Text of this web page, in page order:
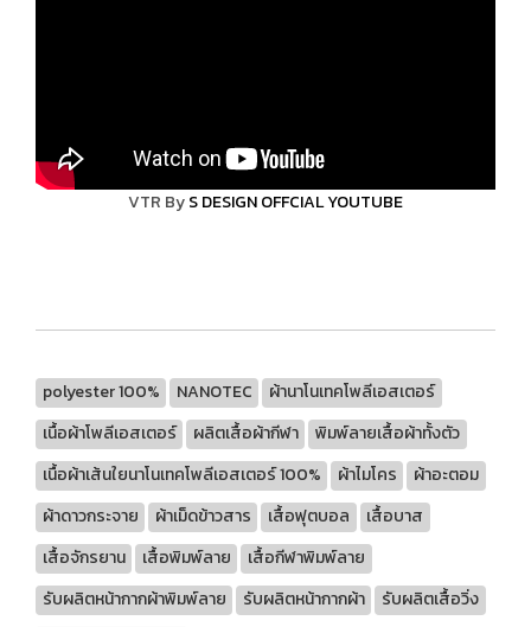
VTR ByS DESIGN OFFCIAL YOUTUBE
polyester 100% NANOTEC
ผ้านาโนเทคโพลีเอสเตอร์
เนื้อผ้าโพลีเอสเตอร์
ผลิตเสื้อผ้ากีฬา
พิมพ์ลายเสื้อผ้าทั้งตัว
เนื้อผ้าเส้นใยนาโนเทคโพลีเอสเตอร์ 100%
ผ้าไมโคร
ผ้าอะตอม
ผ้าดาวกระจาย
ผ้าเม็ดข้าวสาร เสื้อฟุตบอล
เสื้อบาส
เสื้อจักรยาน
เสื้อพิมพ์ลาย
เสื้อกีฬาพิมพ์ลาย
รับผลิตหน้ากากผ้าพิมพ์ลาย
รับผลิตหน้ากากผ้า
รับผลิตเสื้อวิ่ง